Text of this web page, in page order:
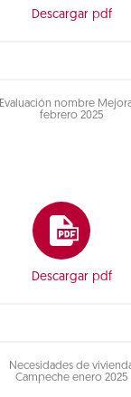
Descargar pdf
Evaluación nombre
febrero 2025
Descargar pdf
Necesidades de
Campeche enero 2025